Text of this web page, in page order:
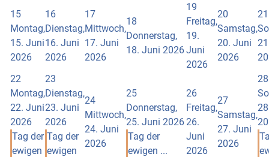
15
Montag,
15. Juni
2026
16
Dienstag,
16. Juni
2026
17
Mittwoch,
17. Juni
2026
18
Donnerstag,
18. Juni 2026
19
Freitag,
19.
Juni
2026
20
Samstag,
20. Juni
2026
21
22
Montag,
22. Juni
2026
Tag der
ewigen
23
Dienstag,
23. Juni
2026
Tag der
ewigen
24
Mittwoch,
24. Juni
2026
25
Donnerstag,
25. Juni 2026
Tag der
ewigen ...
26
Freitag,
26.
Juni
2026
27
Samstag,
27. Juni
2026
28